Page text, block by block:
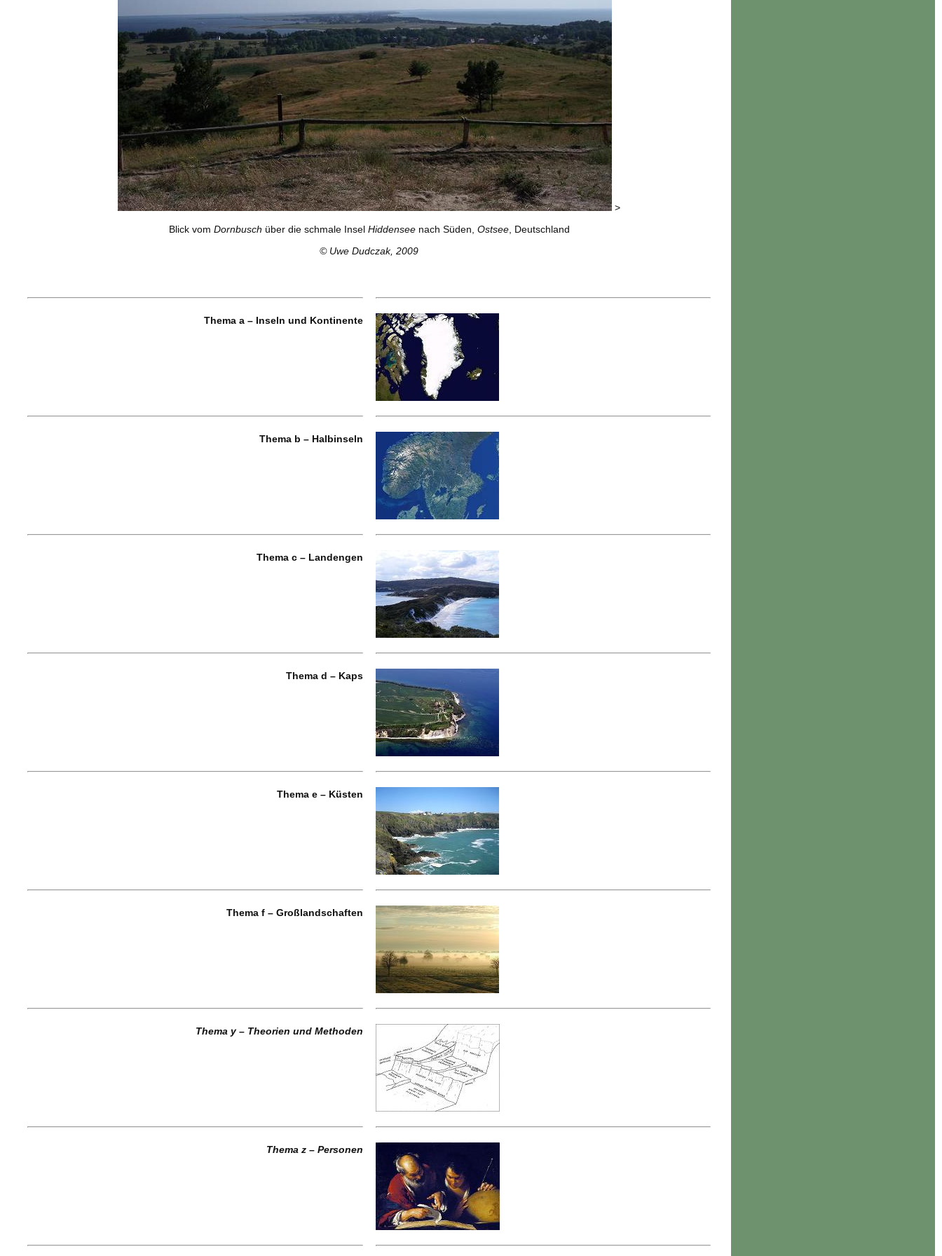
>
Blick vom Dornbusch über die schmale Insel Hiddenseenach Süden, Ostsee, Deutschland
© Uwe Dudczak, 2009
Thema a – Inseln und Kontinente
Thema b – Halbinseln
Thema c – Landengen
Thema d – Kaps
Thema e – Küsten
Thema f – Großlandschaften
Thema y – Theorien und Methoden
Thema z – Personen